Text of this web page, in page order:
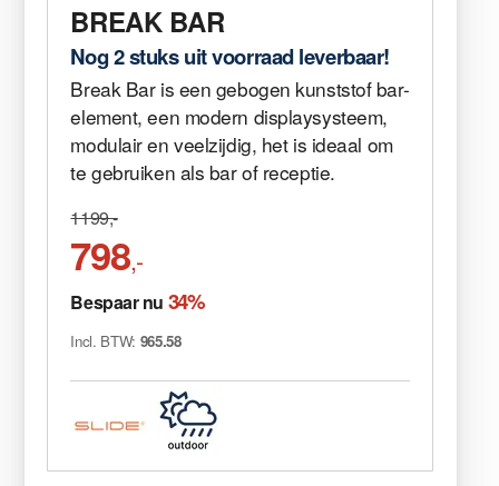
BREAK BAR
Nog 2 stuks uit voorraad leverbaar!
Break Bar is een gebogen kunststof bar-
element, een modern displaysysteem,
modulair en veelzijdig, het is ideaal om
te gebruiken als bar of receptie.
1199,-
798,-
Bespaar nu 34%
Incl. BTW: 965.58